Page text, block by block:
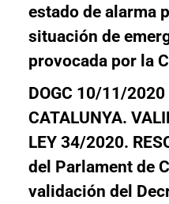
estado de alarma
situación de
provocada por la
DOGC 10/11/
CATALUNYA.
LEY 34/2020.
del Parlament de
validación del